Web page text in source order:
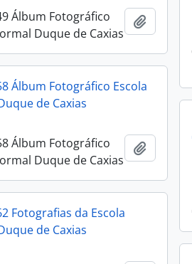
Álbum Fotográfico
Duque de Caxias
Álbum Fotográfico Escola
de Caxias
Álbum Fotográfico
Duque de Caxias
Fotografias da Escola
de Caxias